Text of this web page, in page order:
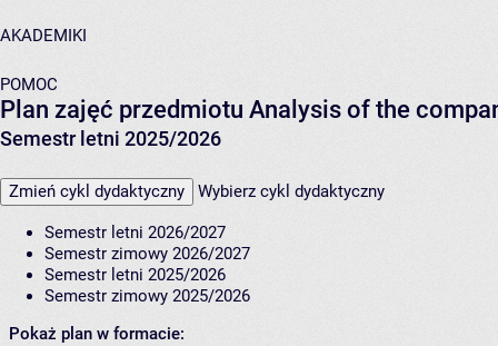
AKADEMIKI
POMOC
Plan zajęć przedmiotu Analysis of the
Semestr letni 2025/2026
Zmień cykl dydaktyczny Wybierz cykl dydaktyczny
Semestr letni 2026/2027
Semestr zimowy 2026/2027
Semestr letni 2025/2026
Semestr zimowy 2025/2026
Pokaż plan w formacie: